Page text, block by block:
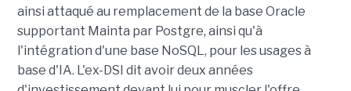
ainsi attaqué au remplacement de la base Oracle
supportant Mainta par Postgre, ainsi qu'à
l'intégration d'une base NoSQL, pour les usages à
base d'IA. L'ex-DSI dit avoir deux années